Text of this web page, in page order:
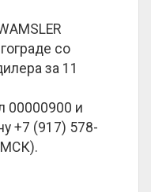
со
за 11
00000900 и
+7 (917) 578-